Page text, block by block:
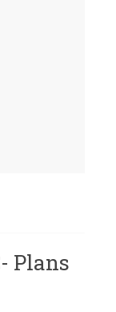
Plans